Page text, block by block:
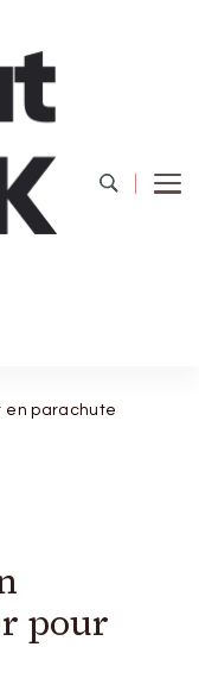
en parachute
pour